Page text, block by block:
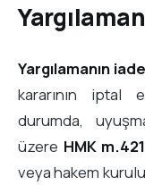
Yargılamanın
kararının iptal
durumda,
üzere HMK m.421
veya hakem